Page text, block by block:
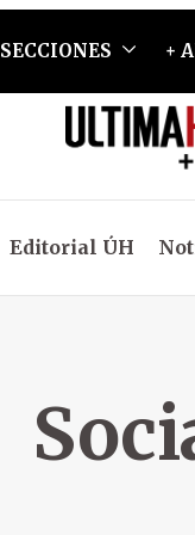
SECCIONES +
Editorial ÚH